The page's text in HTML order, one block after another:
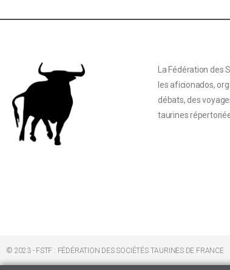
La Fédération
les aficionados,
débats, des
taurines
© 2023 - FSTF : FÉDÉRATION DES SOCIÉTÉS TAURINES DE FRANCE